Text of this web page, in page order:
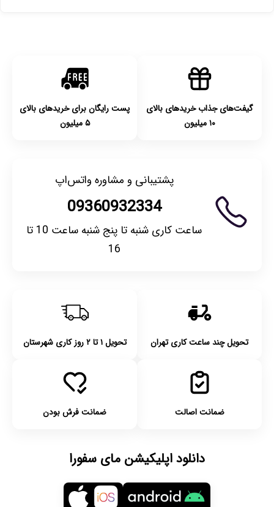
گیفت‌های جذاب خریدهای بالای
۱۰ میلیون
پست رایگان برای خریدهای بالای
۵ میلیون
پشتیبانی و مشاوره واتس‌اپ
09360932334
ساعت کاری شنبه تا پنج شنبه ساعت 10 تا
16
تحویل چند ساعت کاری تهران تحویل ۱ تا ۲ روز کاری شهرستان
ضمانت اصالت ضمانت فرش بودن
دانلود اپلیکیشن مای سفورا